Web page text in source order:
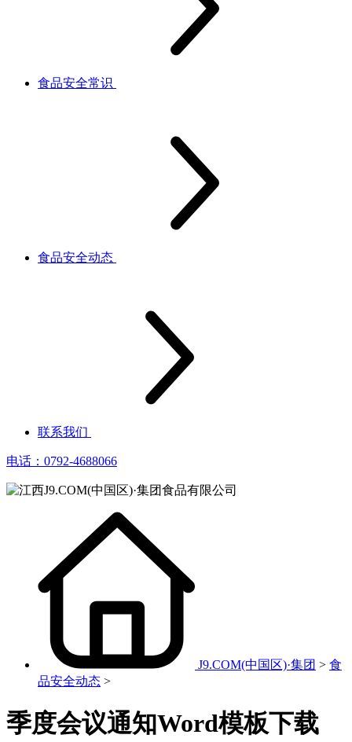
食品安全常识
食品安全动态
联系我们
电话：0792-4688066
J9.COM(中国区)·集团 > 食
品安全动态 >
季度会议通知Word模板下载